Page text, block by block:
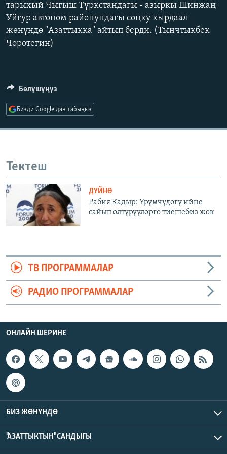
ЭЖЕ-СИҢДИЛЕР
АЗАТТЫК+
ЫҢГАЙСЫЗ СУРООЛОР
ОНЛАЙН ШЕРИНЕ
тарыхый Чыгыш Түркстандагы - азыркы Шинжаң
Уйгур автоном районундагы соңку кырдаал
жөнүндө "Азаттыкка" айтып берди. (Тынчтыкбек
Чоротегин)
Бөлүшүңүз
Бизди Google'дан табыңыз
Тектеш
ДҮЙНӨ
Рабия Кадыр: Үрүмчүдөгү ийне
сайып өлтүрүүлөргө тиешебиз жок
ТВ ПРОГРАММАЛАР
РАДИО ПРОГРАММАЛАР
ОНЛАЙН ШЕРИНЕ
БИЗ ЖӨНҮНДӨ
"АЗАТТЫКТЫН" САНДЫГЫ